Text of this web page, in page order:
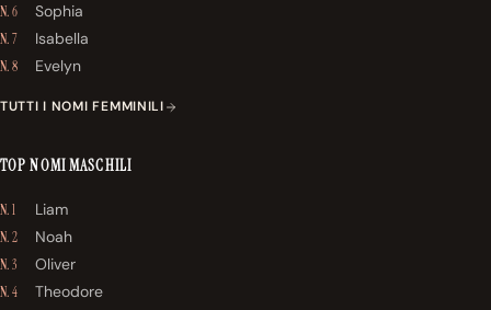
N. 6 Sophia
N. 7 Isabella
N. 8 Evelyn
TUTTI I NOMI FEMMINILI
TOP NOMI MASCHILI
N. 1 Liam
N. 2 Noah
N. 3 Oliver
N. 4 Theodore